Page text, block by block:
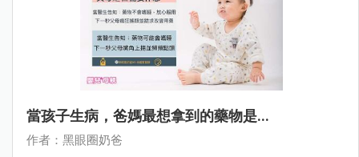
當孩子生病，爸媽最想拿到的藥物是...
作者：黑眼圈奶爸